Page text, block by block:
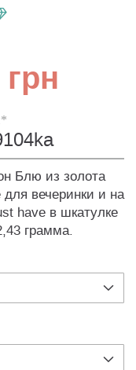
Блю из золота
вечеринки и на
have в шкатулке
грамма.